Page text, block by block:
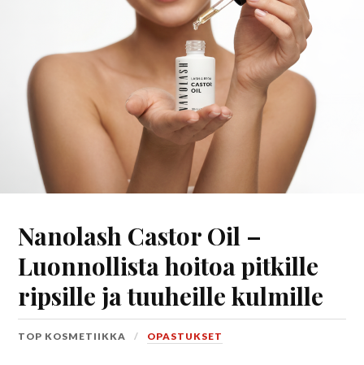
Nanolash Castor Oil –
Luonnollista hoitoa pitkille
ripsille ja tuuheille kulmille
TOP KOSMETIIKKA OPASTUKSET